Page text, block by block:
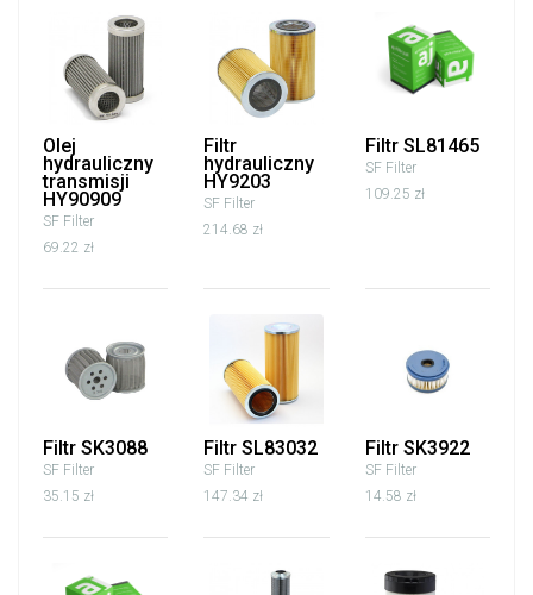
Olej
hydrauliczny
transmisji
HY90909
SF Filter
69.22 zł
Filtr
hydrauliczny
HY9203
SF Filter
214.68 zł
Filtr SL81465
SF Filter
109.25 zł
Filtr SK3088
SF Filter
35.15 zł
Filtr SL83032
SF Filter
147.34 zł
Filtr SK3922
SF Filter
14.58 zł